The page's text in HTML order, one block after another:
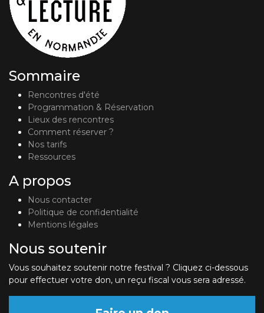
Sommaire
Rencontres d'été
Programmation & Réservation
Lieux des rencontres
Comment réserver ?
Nos tarifs
Ressources
A propos
Nous contacter
Politique de confidentialité
Mentions légales
Nous soutenir
Vous souhaitez soutenir notre festival ? Cliquez ci-dessous
pour effectuer votre don, un reçu fiscal vous sera adressé.